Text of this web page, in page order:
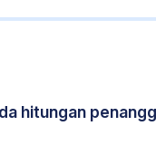
hitungan